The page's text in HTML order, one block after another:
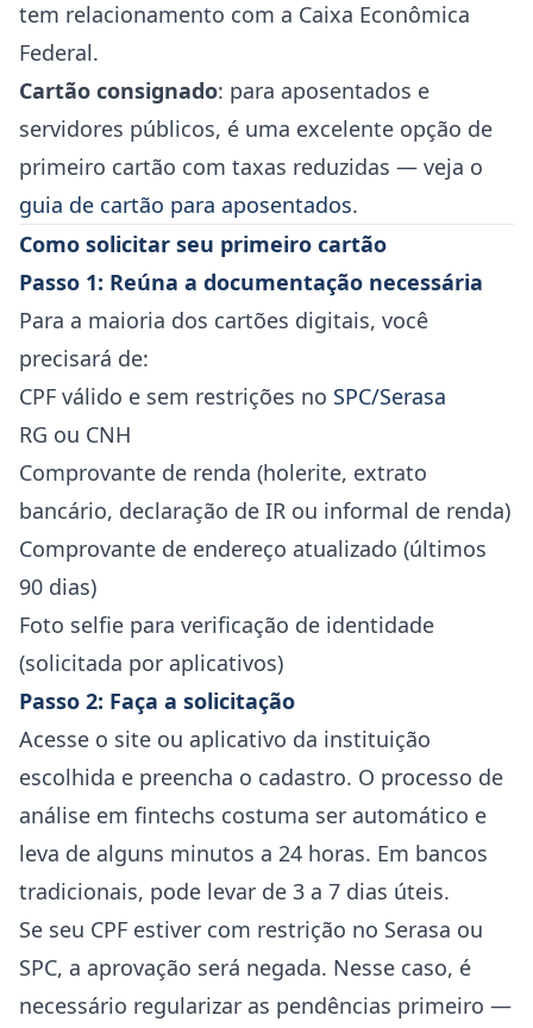
tem relacionamento com a Caixa Econômica
Federal.
Cartão consignado: para aposentados e
servidores públicos, é uma excelente opção de
primeiro cartão com taxas reduzidas — veja o
guia de cartão para aposentados.
Como solicitar seu primeiro cartão
Passo 1: Reúna a documentação necessária
Para a maioria dos cartões digitais, você
precisará de:
CPF válido e sem restrições no SPC/Serasa
RG ou CNH
Comprovante de renda (holerite, extrato
bancário, declaração de IR ou informal de renda)
Comprovante de endereço atualizado (últimos
90 dias)
Foto selfie para verificação de identidade
(solicitada por aplicativos)
Passo 2: Faça a solicitação
Acesse o site ou aplicativo da instituição
escolhida e preencha o cadastro. O processo de
análise em fintechs costuma ser automático e
leva de alguns minutos a 24 horas. Em bancos
tradicionais, pode levar de 3 a 7 dias úteis.
Se seu CPF estiver com restrição no Serasa ou
SPC, a aprovação será negada. Nesse caso, é
necessário regularizar as pendências primeiro —